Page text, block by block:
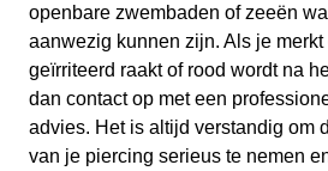
openbare zwembaden of zeeën
aanwezig kunnen zijn. Als je
geïrriteerd raakt of rood wordt na
dan contact op met een
advies. Het is altijd verstandig om
van je piercing serieus te nemen